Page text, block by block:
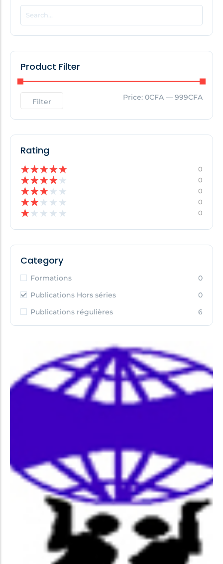
POPULAR THIS WEEK
No Posts Found!
No Posts Found!
Product Filter
Filter Price: 0CFA — 999CFA
Rating
★★★★★ 0
★★★★★ 0
★★★★ ★ 0
★★★ ★ ★ 0
★★ ★ ★ ★ 0
Category
Formations
0
Publications Hors séries
0
Publications régulières
6